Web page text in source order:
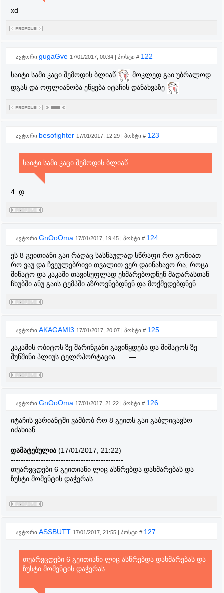
xd
ავტორი gugaGve 17/01/2017, 00:34 | პოსტი # 122
საიტი სამი კაცი შემოდის ბლიაწ
მოკლედ გაი უბრალოდ
დგას და ოფლიანობა ეწყება იტაჩის დანახვაზე
ავტორი besofighter 17/01/2017, 12:29 | პოსტი # 123
საიტი სამი კაცი შემოდის ბლიაწ
4 :დ
ავტორი GnOoOma 17/01/2017, 19:45 | პოსტი # 124
ეს 8 გეითიანი გაი რაღაც სასწაულად სწრაფი რო გონიათ
რო ვაუ და ჩვეულებრივი თვალით ვერ დაინახავო რა, როცა
მინატო და კაკაში თავისუფლად ეხმარებოდნენ მადარასთან
ჩხუბში ანუ გაის ტემპში აზროვნებდნენ და მოქმედებდნენ
ავტორი AKAGAMI3 17/01/2017, 20:07 | პოსტი # 125
კაკაშის ობიტოს ზე შარინგანი გავიწყდება და მიმატოს ზე
შუნშინი პლიუს ტელრპორტაცია.......—
ავტორი GnOoOma 17/01/2017, 21:22 | პოსტი # 126
იტაჩის ვარიანტში ვამბობ რო 8 გეითს გაი გაბლიცავსო
იძახიან....
დამატებულია (17/01/2017, 21:22)
---------------------------------------------
თუარვცდები 6 გეითიანი ლიც ასწრებდა დახმარებას და
ზუსტი მომენტის დაჭერას
ავტორი ASSBUTT 17/01/2017, 21:55 | პოსტი # 127
თუარვცდები 6 გეითიანი ლიც ასწრებდა დახმარებას და
ზუსტი მომენტის დაჭერას